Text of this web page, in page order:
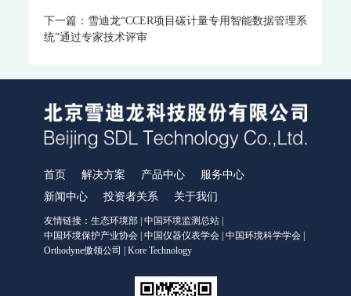
下一篇：雪迪龙“CCER项目碳计量专用智能数据管理系
统”通过专家技术评审
首页 解决方案 产品中心
服务中心
新闻中心
投资者关系 关于我们
友情链接： 生态环境部 | 中国环境监测总站 |
中国环境保护产业协会 | 中国仪器仪表学会 | 中国环境科学学会 |
Orthodyne傲领公司 | Kore Technology